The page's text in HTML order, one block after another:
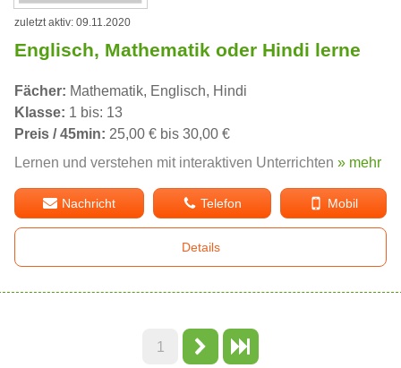
zuletzt aktiv: 09.11.2020
Englisch, Mathematik oder Hindi lerne
Fächer: Mathematik, Englisch, Hindi
Klasse: 1 bis: 13
Preis / 45min: 25,00 € bis 30,00 €
Lernen und verstehen mit interaktiven Unterrichten » mehr
Nachricht Telefon Mobil
Details
1